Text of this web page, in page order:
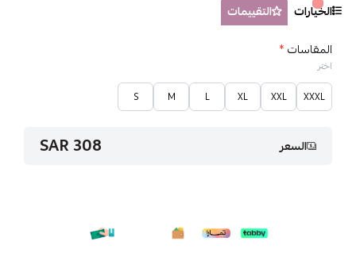
الخيارات
التقييمات
المقاسات*
اختر
XXXL
XXL
XL
L
M
S
السعر 308 SAR